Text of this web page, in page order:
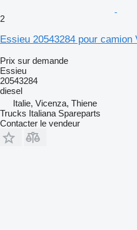
2
Essieu 20543284 pour camion
Prix sur demande
Essieu
20543284
diesel
Italie, Vicenza, Thiene
Trucks Italiana Spareparts
Contacter le vendeur